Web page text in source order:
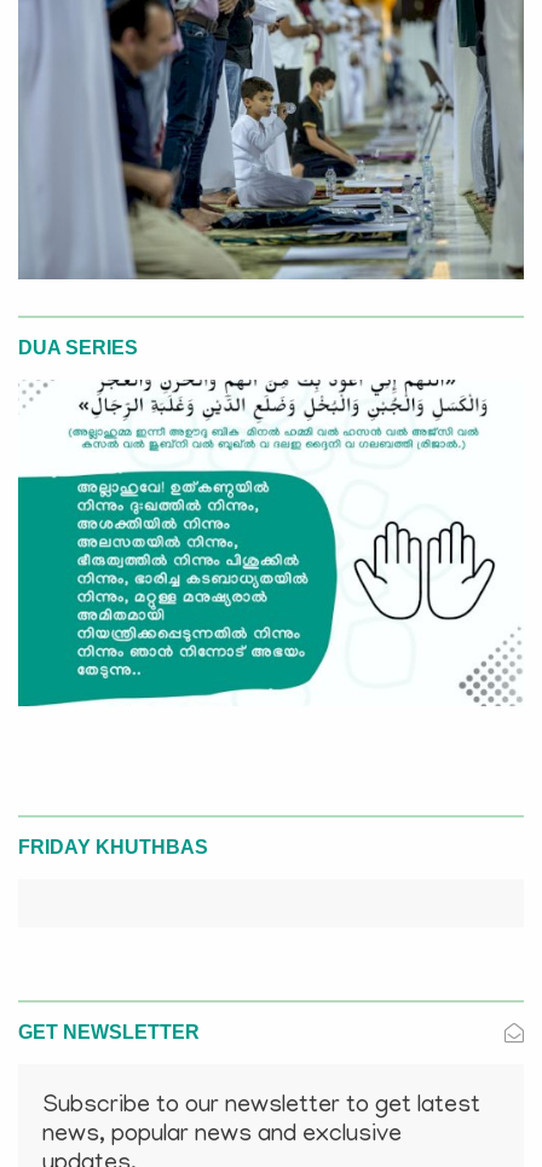
DUA SERIES
FRIDAY KHUTHBAS
GET NEWSLETTER
Subscribe to our newsletter to get latest
news, popular news and exclusive